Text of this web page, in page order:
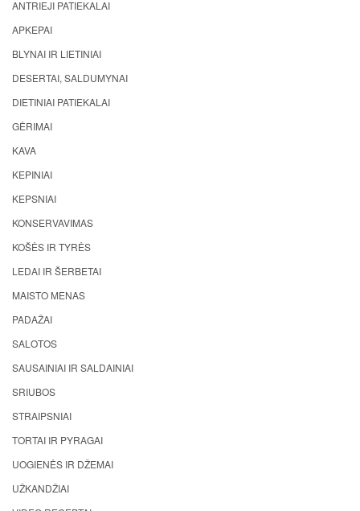
ANTRIEJI PATIEKALAI
APKEPAI
BLYNAI IR LIETINIAI
DESERTAI, SALDUMYNAI
DIETINIAI PATIEKALAI
GĖRIMAI
KAVA
KEPINIAI
KEPSNIAI
KONSERVAVIMAS
KOŠĖS IR TYRĖS
LEDAI IR ŠERBETAI
MAISTO MENAS
PADAŽAI
SALOTOS
SAUSAINIAI IR SALDAINIAI
SRIUBOS
STRAIPSNIAI
TORTAI IR PYRAGAI
UOGIENĖS IR DŽEMAI
UŽKANDŽIAI